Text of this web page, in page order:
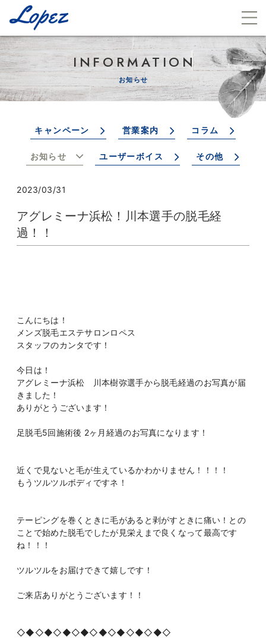
INFORMATION
お知らせ
キャンペーン 営業案内 コラム
お知らせ ユーザーボイス その他
2023/03/31
アグレミーナ浜松！川本選手の脱毛経
過！！
こんにちは！
メンズ脱毛エステサロンロペス
スタッフのカンタです！
今日は！
アグレミーナ浜松 川本樹弥選手から脱毛経過のお写真が届
きました！
ありがとうございます！
足脱毛5回施術後 2ヶ月経過のお写真になります！
近くで見ないと毛が生えているかわかりません！！！！
もうツルツルボディですネ！
テーピングを巻くときに毛があると剥がすときに痛い！との
ことで始めた脱毛でしたが見栄えまで良くなって最高です
ね！！！
ツルツルをお届けできて嬉しです！
ご来店ありがとうございます！！
◇◆◇◆◇◆◇◆◇◆◇◆◇◆◇◆◇